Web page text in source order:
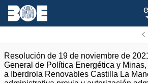
Resolución de 19 de noviembre de
General de Política Energética y
a Iberdrola Renovables Castilla La